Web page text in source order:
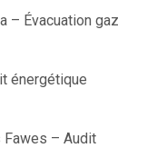
– Évacuation gaz
énergétique
Fawes – Audit